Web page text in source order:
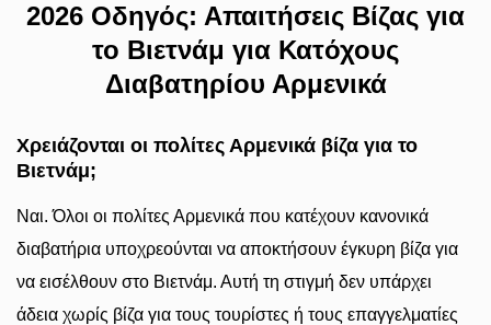
2026 Οδηγός: Απαιτήσεις Βίζας για
το Βιετνάμ για Κατόχους
Διαβατηρίου Αρμενικά
Χρειάζονται οι πολίτες Αρμενικά βίζα για το
Βιετνάμ;
Ναι. Όλοι οι πολίτες Αρμενικά που κατέχουν κανονικά
διαβατήρια υποχρεούνται να αποκτήσουν έγκυρη βίζα για
να εισέλθουν στο Βιετνάμ. Αυτή τη στιγμή δεν υπάρχει
άδεια χωρίς βίζα για τους τουρίστες ή τους επαγγελματίες